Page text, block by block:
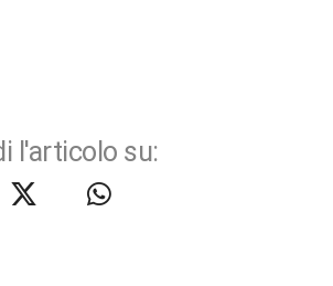
l'articolo su: